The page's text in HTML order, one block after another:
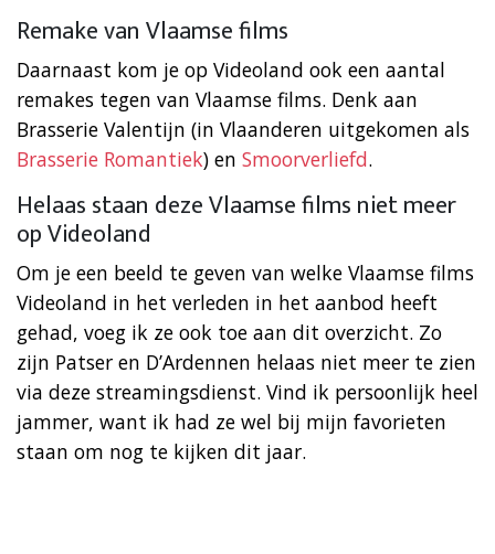
Remake van Vlaamse films
Daarnaast kom je op Videoland ook een aantal
remakes tegen van Vlaamse films. Denk aan
Brasserie Valentijn (in Vlaanderen uitgekomen als
Brasserie Romantiek) en Smoorverliefd.
Helaas staan deze Vlaamse films niet meer
op Videoland
Om je een beeld te geven van welke Vlaamse films
Videoland in het verleden in het aanbod heeft
gehad, voeg ik ze ook toe aan dit overzicht. Zo
zijn Patser en D’Ardennen helaas niet meer te zien
via deze streamingsdienst. Vind ik persoonlijk heel
jammer, want ik had ze wel bij mijn favorieten
staan om nog te kijken dit jaar.